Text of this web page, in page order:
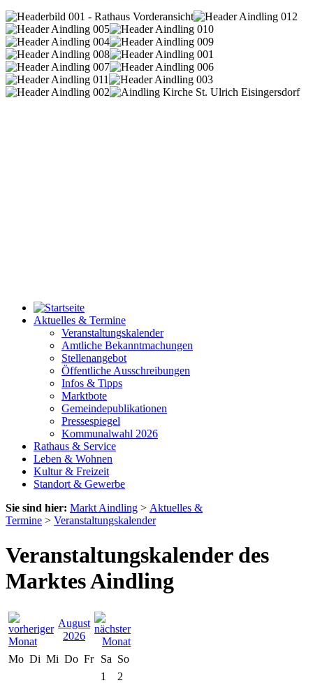
Aktuelles & Termine
Veranstaltungskalender
Amtliche Bekanntmachungen
Stellenangebot
Öffentliche Ausschreibungen
Infos & Tipps
Marktbote
Gemeindepublikationen
Pressespiegel
Kommunalwahl 2026
Rathaus & Service
Leben & Wohnen
Kultur & Freizeit
Standort & Gewerbe
Sie sind hier: Markt Aindling > Aktuelles &
Termine > Veranstaltungskalender
Veranstaltungskalender des
Marktes Aindling
August
2026
Mo Di Mi Do Fr Sa So
1
2